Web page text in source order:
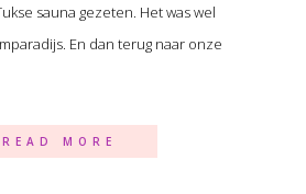
sauna gezeten. Het was wel
En dan terug naar onze
READ MORE